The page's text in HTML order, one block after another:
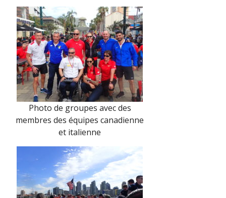
Photo de groupes avec des
membres des équipes canadienne
et italienne